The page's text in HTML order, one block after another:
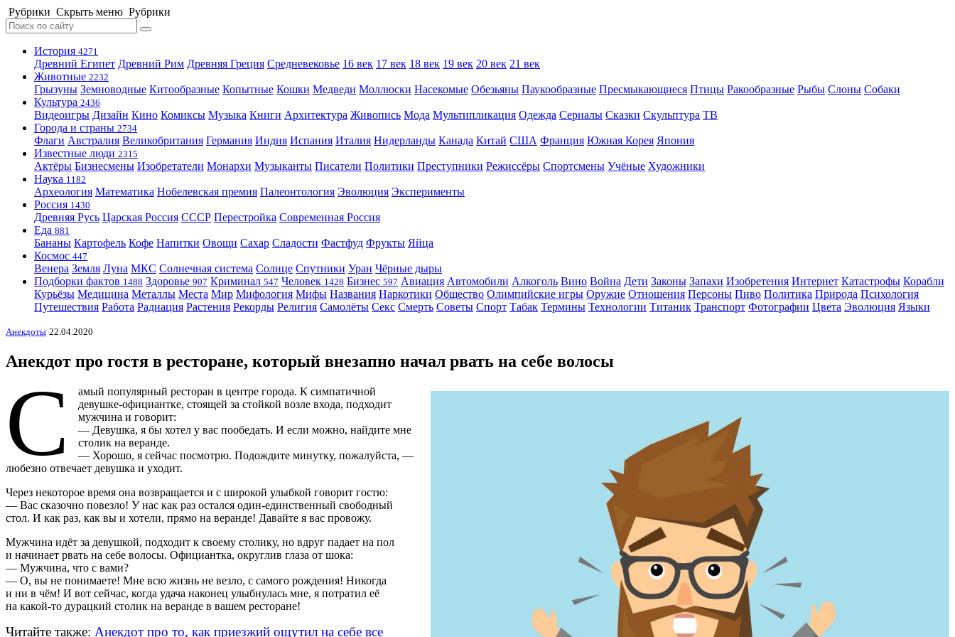
Рубрики Скрыть меню Рубрики
История 4271
Древний Египет Древний Рим Древняя Греция Средневековье 16 век 17 век 18 век 19 век 20 век 21 век
Животные 2232
Грызуны Земноводные Китообразные Копытные Кошки Медведи Моллюски Насекомые Обезьяны Паукообразные Пресмыкающиеся Птицы Ракообразные Рыбы Слоны Собаки
Культура 2436
Видеоигры Дизайн Кино Комиксы Музыка Книги Архитектура Живопись Мода Мультипликация Одежда Сериалы Сказки Скульптура ТВ
Города и страны 2734
Флаги Австралия Великобритания Германия Индия Испания Италия Нидерланды Канада Китай США Франция Южная Корея Япония
Известные люди 2315
Актёры Бизнесмены Изобретатели Монархи Музыканты Писатели Политики Преступники Режиссёры Спортсмены Учёные Художники
Наука 1182
Археология Математика Нобелевская премия Палеонтология Эволюция Эксперименты
Россия 1430
Древняя Русь Царская Россия СССР Перестройка Современная Россия
Еда 881
Бананы Картофель Кофе Напитки Овощи Сахар Сладости Фастфуд Фрукты Яйца
Космос 447
Венера Земля Луна МКС Солнечная система Солнце Спутники Уран Чёрные дыры
Подборки фактов 1488 Здоровье 907 Криминал 547 Человек 1428 Бизнес 597 Авиация Автомобили Алкоголь Вино Война Дети Законы Запахи Изобретения Интернет Катастрофы Корабли
Курьёзы Медицина Металлы Места Мир Мифология Мифы Названия Наркотики Общество Олимпийские игры Оружие Отношения Персоны Пиво Политика Природа Психология
Путешествия Работа Радиация Растения Рекорды Религия Самолёты Секс Смерть Советы Спорт Табак Термины Технологии Титаник Транспорт Фотографии Цвета Эволюция Языки
Анекдоты 22.04.2020
Анекдот про гостя в ресторане, который внезапно начал рвать на себе волосы
С
амый популярный ресторан в центре города. К симпатичной
девушке-официантке, стоящей за стойкой возле входа, подходит
мужчина и говорит:
— Девушка, я бы хотел у вас пообедать. И если можно, найдите мне
столик на веранде.
— Хорошо, я сейчас посмотрю. Подождите минутку, пожалуйста, —
любезно отвечает девушка и уходит.
Через некоторое время она возвращается и с широкой улыбкой говорит гостю:
— Вас сказочно повезло! У нас как раз остался один-единственный свободный
стол. И как раз, как вы и хотели, прямо на веранде! Давайте я вас провожу.
Мужчина идёт за девушкой, подходит к своему столику, но вдруг падает на пол
и начинает рвать на себе волосы. Официантка, округлив глаза от шока:
— Мужчина, что с вами?
— О, вы не понимаете! Мне всю жизнь не везло, с самого рождения! Никогда
и ни в чём! И вот сейчас, когда удача наконец улыбнулась мне, я потратил её
на какой-то дурацкий столик на веранде в вашем ресторане!
Читайте также: Анекдот про то, как приезжий ощутил на себе все